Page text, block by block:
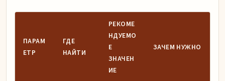
ПАРАМ
ЕТР
ГДЕ
НАЙТИ
РЕКОМЕ
НДУЕМО
Е
ЗНАЧЕН
ИЕ
ЗАЧЕМ НУЖНО